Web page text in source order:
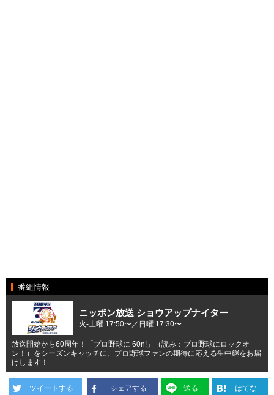
番組情報
ニッポン放送 ショウアップナイター
火-土曜 17:50〜／日曜 17:30〜
放送開始から60周年！「プロ野球に 60n!」（読み：プロ野球にロックオ
ン！）をシーズンキャッチに、プロ野球ファンの期待に応える生中継をお届
けします！
ツイートする シェアする 送る はてな